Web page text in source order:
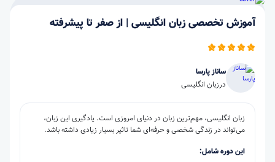
آموزش تخصصی زبان انگلیسی | از صفر تا پیشرفته
ساناز پارسا
درزبان انگلیسی
زبان انگلیسی، مهم‌ترین زبان در دنیای امروزی است. یادگیری این زبان،
می‌تواند در زندگی شخصی و حرفه‌ای شما تاثیر بسیار زیادی داشته باشد.
این دوره شامل: